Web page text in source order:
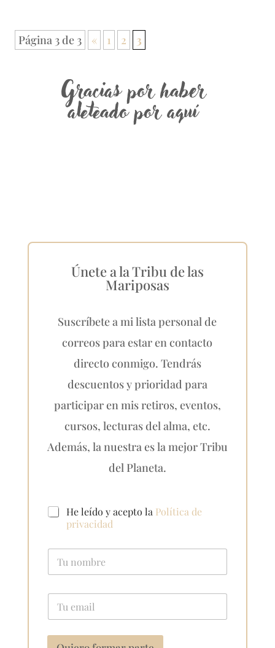
Página 3 de 3 « 1 2 3
Gracias por haber
aleteado por aquí
Únete a la Tribu de las
Mariposas
Suscríbete a mi lista personal de
correos para estar en contacto
directo conmigo. Tendrás
descuentos y prioridad para
participar en mis retiros, eventos,
cursos, lecturas del alma, etc.
Además, la nuestra es la mejor Tribu
del Planeta.
C
i
s
e
e
He leído y acepto la Política de
privacidad
N
m
*
C
r
r